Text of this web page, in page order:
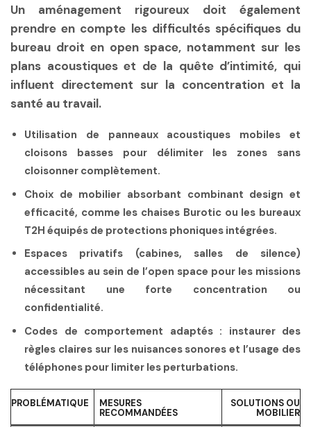
Un aménagement rigoureux doit également
prendre en compte les difficultés spécifiques du
bureau droit en open space, notamment sur les
plans acoustiques et de la quête d’intimité, qui
influent directement sur la concentration et la
santé au travail.
Utilisation de panneaux acoustiques mobiles et
cloisons bassespour délimiter les zones sans
cloisonner complètement.
Choix de mobilier absorbant combinant design et
efficacité, comme les chaises Burotic ou les bureaux
T2H équipés de protections phoniques intégrées.
Espaces privatifs (cabines, salles de silence)
accessibles au sein de l’open space pour les missions
nécessitant une forte concentration ou
confidentialité.
Codes de comportement adaptés: instaurer des
règles claires sur les nuisances sonores et l’usage des
téléphones pour limiter les perturbations.
PROBLÉMATIQUE
MESURES
RECOMMANDÉES
SOLUTIONS OU
MOBILIER